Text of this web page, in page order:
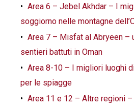
Area 6 – Jebel Akhdar – I
soggiorno nelle montagne
Area 7 – Misfat al Abryeen –
sentieri battuti in Oman
Area 8-10 – I migliori luoghi
per le spiagge
Area 11 e 12 – Altre regioni